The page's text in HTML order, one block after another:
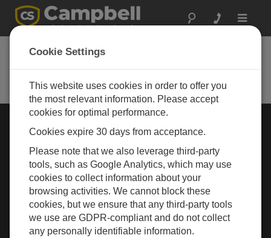
Toggle
Rugged Monitoring
application
行业选择 »
气象
Cookie Settings
This website uses cookies in order to offer you
the most relevant information. Please accept
cookies for optimal performance.
Cookies expire 30 days from acceptance.
Please note that we also leverage third-party
tools, such as Google Analytics, which may use
cookies to collect information about your
browsing activities. We cannot block these
cookies, but we ensure that any third-party tools
we use are GDPR-compliant and do not collect
any personally identifiable information.